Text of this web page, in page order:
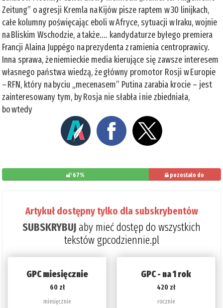
Zeitung” o agresji Kremla na Kijów pisze raptem w 30 linijkach,
całe kolumny poświęcając eboli w Afryce, sytuacji w Iraku, wojnie
na Bliskim Wschodzie, a także.... kandydaturze byłego premiera
Francji Alaina Juppégo na prezydenta z ramienia centroprawicy.
Inna sprawa, że niemieckie media kierujące się zawsze interesem
własnego państwa wiedzą, że główny promotor Rosji w Europie
– RFN, który na byciu „mecenasem” Putina zarabia krocie – jest
zainteresowany tym, by Rosja nie słabła i nie zbiedniała,
bo wtedy
67%
pozostało do
Artykuł dostępny tylko dla subskrybentów
SUBSKRYBUJaby mieć dostęp do wszystkich
tekstów gpcodziennie.pl
GPC miesięcznie
60 zł
miesięcznie
GPC - na 1 rok
420 zł
rocznie